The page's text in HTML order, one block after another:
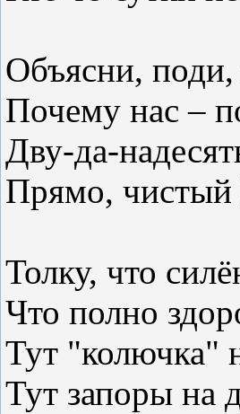
Объясни, поди,
Почему нас –
Дву-да-
Прямо, чистый
Толку, что
Что полно
Тут "колючка"
Тут запоры на